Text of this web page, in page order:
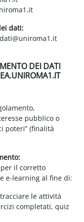
dati:
DEI DATI
pubblico o
poteri” (finalità
il corretto
e-learning al fine di:
le attività
completati, quiz